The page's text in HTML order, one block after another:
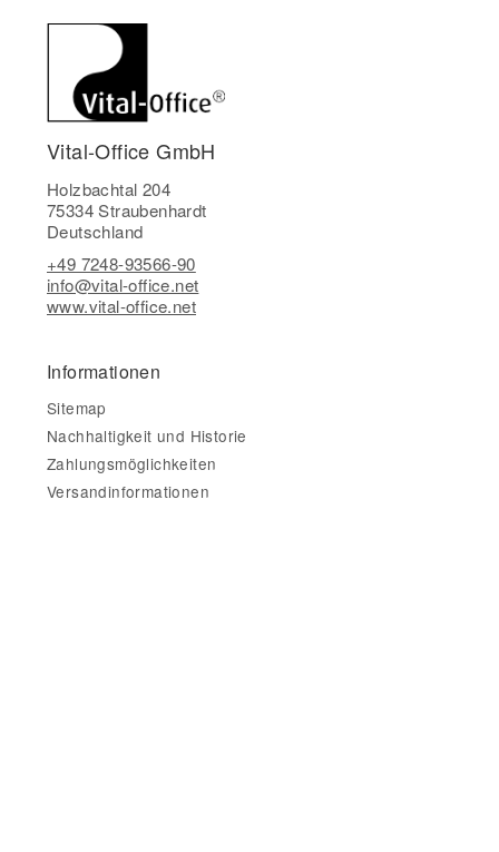
Vital-Office GmbH
Holzbachtal 204
75334 Straubenhardt
Deutschland
+49 7248-93566-90
info@vital-office.net
www.vital-office.net
Informationen
Sitemap
Nachhaltigkeit und Historie
Zahlungsmöglichkeiten
Versandinformationen